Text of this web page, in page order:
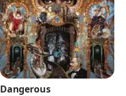
Dangerous